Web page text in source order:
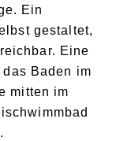
Ein
gestaltet,
Eine
Baden im
mitten im